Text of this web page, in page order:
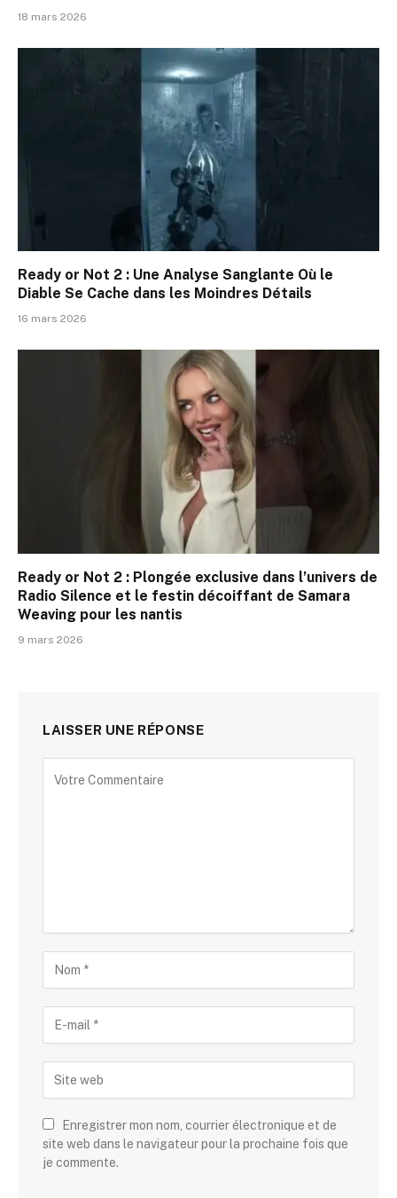
18 mars 2026
Ready or Not 2 : Une Analyse Sanglante Où le
Diable Se Cache dans les Moindres Détails
16 mars 2026
Ready or Not 2 : Plongée exclusive dans l’univers de
Radio Silence et le festin décoiffant de Samara
Weaving pour les nantis
9 mars 2026
LAISSER UNE RÉPONSE
Enregistrer mon nom, courrier électronique et de
site web dans le navigateur pour la prochaine fois que
je commente.